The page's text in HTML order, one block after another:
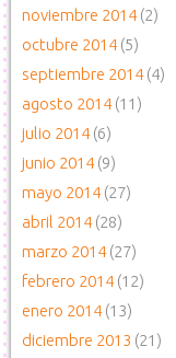
noviembre 2014(2)
octubre 2014(5)
septiembre 2014(4)
agosto 2014(11)
julio 2014(6)
junio 2014(9)
mayo 2014(27)
abril 2014(28)
marzo 2014(27)
febrero 2014(12)
enero 2014(13)
diciembre 2013 (21)